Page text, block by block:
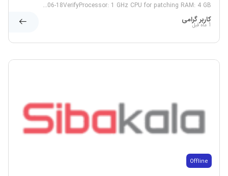
06-18VerifyProcessor: 1 GHz CPU for patching RAM: 4 GB...
کاربر گرامی
1 ماه قبل
Offline